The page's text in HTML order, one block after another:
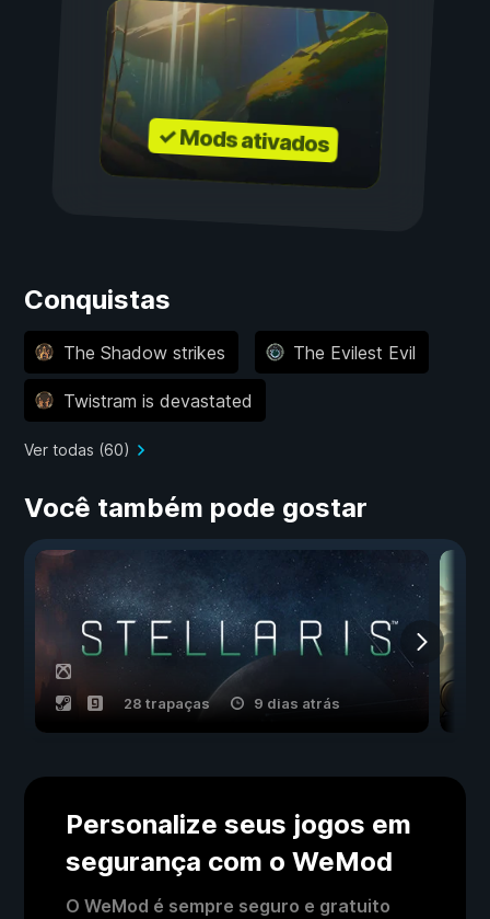
✓ Mods ativados
Conquistas
The Shadow strikes The Evilest Evil
Twistram is devastated
Ver todas (60)
Você também pode gostar
28 trapaças 9 dias atrás
Personalize seus jogos em
segurança com o WeMod
O WeMod é sempre seguro e gratuito